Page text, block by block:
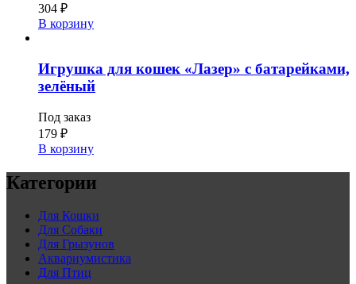
304 ₽
В корзину
Игрушка для кошек «Лазер» с батарейками,
зелёный
Под заказ
179 ₽
В корзину
Категории
Для Кошки
Для Собаки
Для Грызунов
Аквариумистика
Для Птиц